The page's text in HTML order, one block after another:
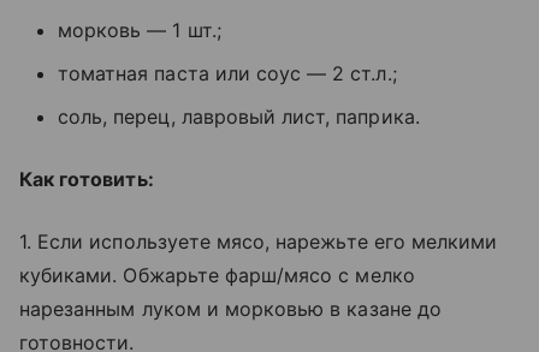
морковь — 1 шт.;
томатная паста или соус — 2 ст.л.;
соль, перец, лавровый лист, паприка.
Как готовить:
1. Если используете мясо, нарежьте его мелкими
кубиками. Обжарьте фарш/мясо с мелко
нарезанным луком и морковью в казане до
готовности.